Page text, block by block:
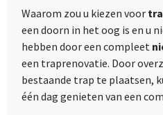
Waarom zou u kiezen voor
een doorn in het oog is en u
hebben door een compleet
een traprenovatie. Door
bestaande trap te plaatsen,
één dag genieten van een